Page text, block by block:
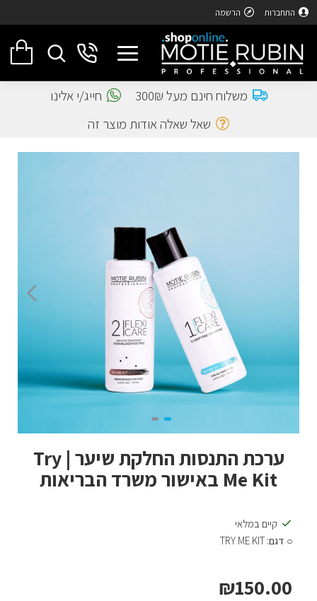
התחברות הרשמה
משלוח חינם מעל 300₪
חייג/י אלינו
שאל שאלה אודות מוצר זה
ערכת התנסות החלקת שיער | Try
Me Kit באישור משרד הבריאות
₪150.00
קיים במלאי
דגם: TRY ME KIT